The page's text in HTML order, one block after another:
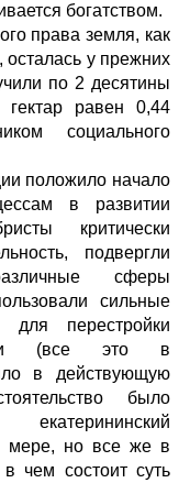
богатством.
права земля, как
осталась у прежних
по 2 десятины
равен 0,44
социального
положило начало
в развитии
критически
подвергли
сферы
сильные
перестройки
(все это в
в действующую
было
мере, но все же в
чем состоит суть